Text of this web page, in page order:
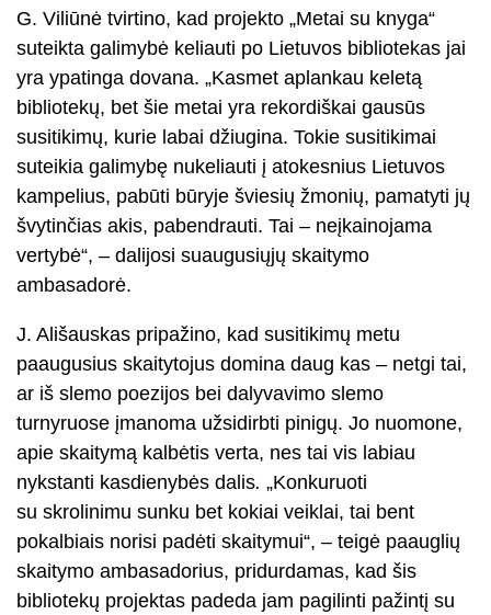
G. Viliūnė tvirtino, kad projekto „Metai su knyga“
suteikta galimybė keliauti po Lietuvos bibliotekas jai
yra ypatinga dovana. „Kasmet aplankau keletą
bibliotekų, bet šie metai yra rekordiškai gausūs
susitikimų, kurie labai džiugina. Tokie susitikimai
suteikia galimybę nukeliauti į atokesnius Lietuvos
kampelius, pabūti būryje šviesių žmonių, pamatyti jų
švytinčias akis, pabendrauti. Tai – neįkainojama
vertybė“, – dalijosi suaugusiųjų skaitymo
ambasadorė.
J. Ališauskas pripažino, kad susitikimų metu
paaugusius skaitytojus domina daug kas – netgi tai,
ar iš slemo poezijos bei dalyvavimo slemo
turnyruose įmanoma užsidirbti pinigų. Jo nuomone,
apie skaitymą kalbėtis verta, nes tai vis labiau
nykstanti kasdienybės dalis. „Konkuruoti
su skrolinimu sunku bet kokiai veiklai, tai bent
pokalbiais norisi padėti skaitymui“, – teigė paauglių
skaitymo ambasadorius, pridurdamas, kad šis
bibliotekų projektas padeda jam pagilinti pažintį su